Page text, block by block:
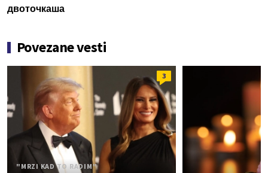
двоточкаша
Povezane vesti
3
"MRZI KAD TO RADIM"